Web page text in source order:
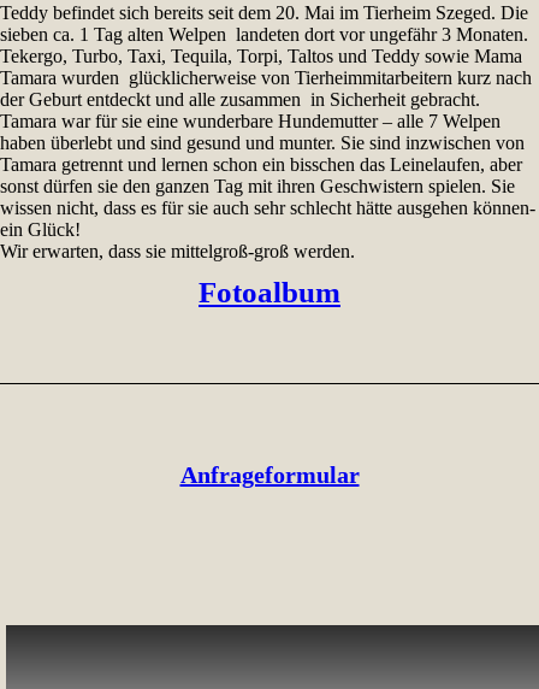
Teddy befindet sich bereits seit dem 20. Mai im Tierheim Szeged. Die
sieben ca. 1 Tag alten Welpen landeten dort vor ungefähr 3 Monaten.
Tekergo, Turbo, Taxi, Tequila, Torpi, Taltos und Teddy sowie Mama
Tamara wurden glücklicherweise von Tierheimmitarbeitern kurz nach
der Geburt entdeckt und alle zusammen in Sicherheit gebracht.
Tamara war für sie eine wunderbare Hundemutter – alle 7 Welpen
haben überlebt und sind gesund und munter. Sie sind inzwischen von
Tamara getrennt und lernen schon ein bisschen das Leinelaufen, aber
sonst dürfen sie den ganzen Tag mit ihren Geschwistern spielen. Sie
wissen nicht, dass es für sie auch sehr schlecht hätte ausgehen können-
ein Glück!
Wir erwarten, dass sie mittelgroß-groß werden.
Fotoalbum
Anfrageformular